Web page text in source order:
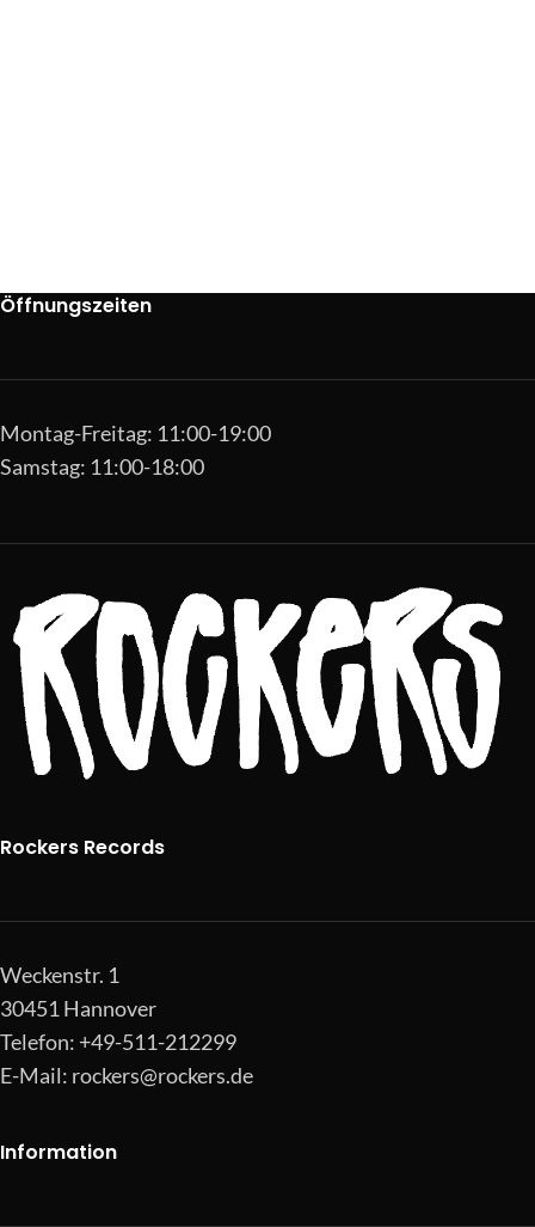
Öffnungszeiten
Montag-Freitag: 11:00-19:00
Samstag: 11:00-18:00
Rockers Records
Weckenstr. 1
30451 Hannover
Telefon: +49-511-212299
E-Mail: rockers@rockers.de
Information